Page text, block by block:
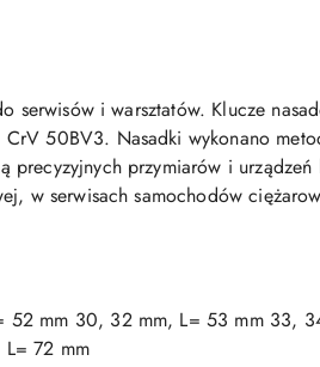
i warsztatów. Klucze
50BV3. Nasadki wykonano
przymiarów i urządzeń
w serwisach samochodów
mm 30, 32 mm, L= 53 mm 33,
72 mm